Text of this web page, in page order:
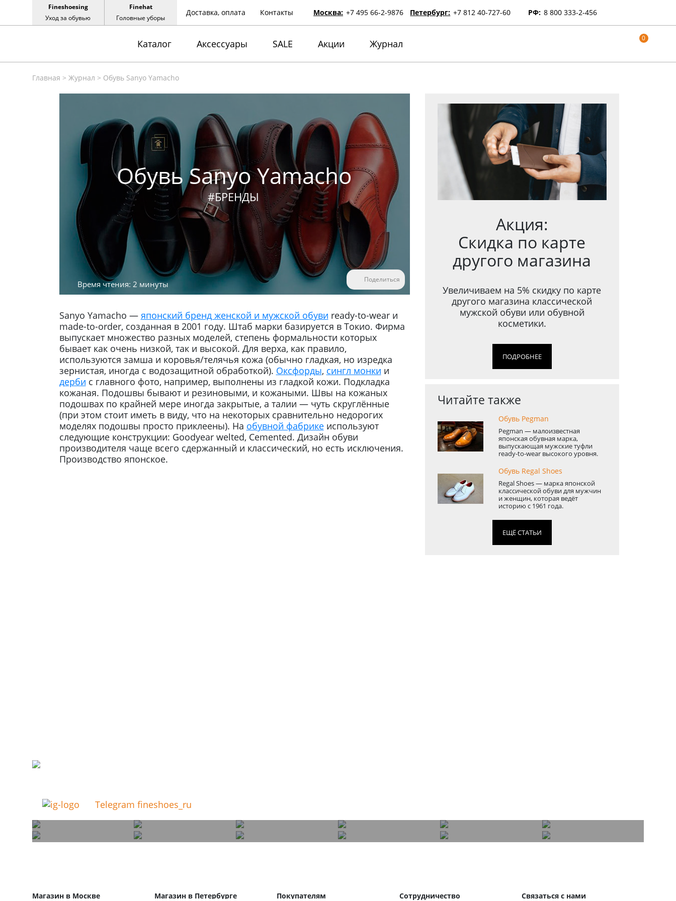
Fineshoesing
Уход за обувью
Finehat
Головные уборы
Доставка, оплата Контакты Москва: +7 495 66-2-9876 Петербург: +7 812 40-727-60 РФ: 8 800 333-2-456
Каталог Аксессуары SALE Акции Журнал 0
Главная > Журнал > Обувь Sanyo Yamacho
Обувь Sanyo Yamacho
#БРЕНДЫ
Время чтения: 2 минуты Поделиться
Sanyo Yamacho — японский бренд женской и мужской обуви ready-to-wear и
made-to-order, созданная в 2001 году. Штаб марки базируется в Токио. Фирма
выпускает множество разных моделей, степень формальности которых
бывает как очень низкой, так и высокой. Для верха, как правило,
используются замша и коровья/телячья кожа (обычно гладкая, но изредка
зернистая, иногда с водозащитной обработкой). Оксфорды, сингл монки и
дерби с главного фото, например, выполнены из гладкой кожи. Подкладка
кожаная. Подошвы бывают и резиновыми, и кожаными. Швы на кожаных
подошвах по крайней мере иногда закрытые, а талии — чуть скруглённые
(при этом стоит иметь в виду, что на некоторых сравнительно недорогих
моделях подошвы просто приклеены). На обувной фабрикеиспользуют
следующие конструкции: Goodyear welted, Cemented. Дизайн обуви
производителя чаще всего сдержанный и классический, но есть исключения.
Производство японское.
Акция:
Скидка по карте
другого магазина
Увеличиваем на 5% скидку по карте
другого магазина классической
мужской обуви или обувной
косметики.
ПОДРОБНЕЕ
Читайте также
Обувь Pegman
Pegman — малоизвестная
японская обувная марка ,
выпускающая мужские туфли
ready-to-wear высокого уровня.
Обувь Regal Shoes
Regal Shoes — марка японской
классической обуви для мужчин
и женщин, которая ведёт
историю с 1961 года.
ЕЩЁ СТАТЬИ
Telegram fineshoes_ru
Магазин в Москве
Магазин в Петербурге
Покупателям
Сотрудничество
Связаться с нами